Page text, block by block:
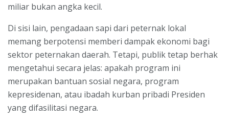
miliar bukan angka kecil.
Di sisi lain, pengadaan sapi dari peternak lokal
memang berpotensi memberi dampak ekonomi bagi
sektor peternakan daerah. Tetapi, publik tetap berhak
mengetahui secara jelas: apakah program ini
merupakan bantuan sosial negara, program
kepresidenan, atau ibadah kurban pribadi Presiden
yang difasilitasi negara.